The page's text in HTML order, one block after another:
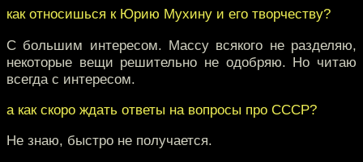
как относишься к Юрию Мухину и его творчеству?
С большим интересом. Массу всякого не разделяю,
некоторые вещи решительно не одобряю. Но читаю
всегда с интересом.
а как скоро ждать ответы на вопросы про СССР?
Не знаю, быстро не получается.